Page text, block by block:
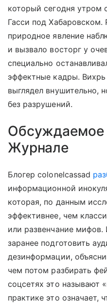
который сегодня утром
Гасси под Хабаровском.
природное явление
и вызвало восторг у
специально
эффектные кадры.
выглядел внушительно,
без разрушений.
Журнале
Блогер colonelcassad
информационной
которая, по данным
эффективнее, чем
или развенчание
заранее подготовить
дезинформации,
чем потом разбирать
соцсетях это называют
практике это означает,